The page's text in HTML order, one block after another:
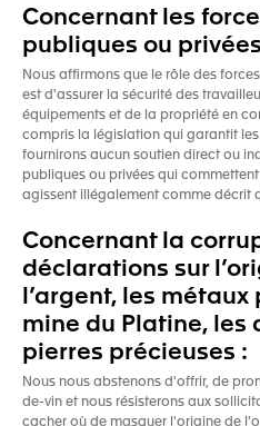
Concernant les
publiques ou
Nous affirmons que le rôle des
est d'assurer la sécurité des
équipements et de la propriété en
compris la législation qui garantit
fournirons aucun soutien direct ou
publiques ou privées qui
agissent illégalement comme décrit
Concernant la
déclarations sur
l’argent, les
mine du Platine, les
pierres précieuses :
Nous nous abstenons d'offrir, de
de-vin et nous résisterons aux
cacher où de masquer l'origine de